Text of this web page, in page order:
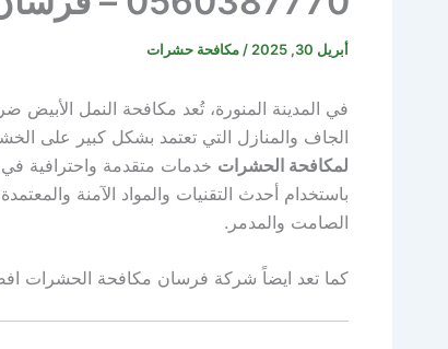
أبريل 30, 2025 / مكافحة حشرات
في المدينة المنورة، تُعد مكافحة النمل الأبيض
الجاف والمنازل التي تعتمد بشكل كبير على
لمكافحة الحشرات خدمات متقدمة واحترافية في
باستخدام أحدث التقنيات والمواد الآمنة
الصامت والمدمر.
كما تعد ايضاً شركة فرسان مكافحة الحشرات